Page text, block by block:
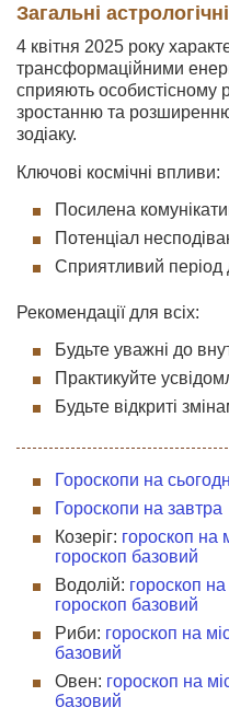
Загальні
4 квітня 2025 року
трансформаційними
сприяють особистісному
зростанню та розширенню
зодіаку.
Ключові космічні впливи:
Посилена
Потенціал
Сприятливий період
Рекомендації для всіх:
Будьте уважні до
Практикуйте
Будьте відкриті
Гороскопи на
Гороскопи на завтра
Козеріг: гороскоп на
гороскоп базовий
Водолій: гороскоп
гороскоп базовий
Риби: гороскоп на
базовий
Овен: гороскоп на
базовий